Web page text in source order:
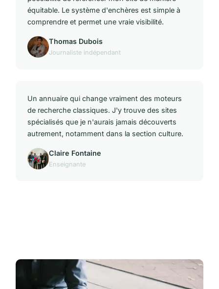
équitable. Le système d'enchères est simple à
comprendre et permet une vraie visibilité.
Thomas Dubois
Journaliste indépendant
Un annuaire qui change vraiment des moteurs
de recherche classiques. J'y trouve des sites
spécialisés que je n'aurais jamais découverts
autrement, notamment dans la section culture.
Claire Fontaine
Enseignante